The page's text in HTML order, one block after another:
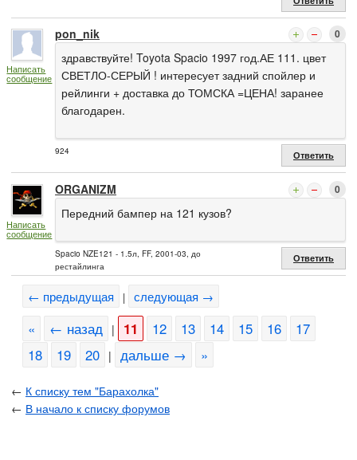
Написать
сообщение
pon_nik 0
здравствуйте! Toyota Spacio 1997 год.АЕ 111. цвет
СВЕТЛО-СЕРЫЙ ! интересует задний спойлер и
рейлинги + доставка до ТОМСКА =ЦЕНА! заранее
благодарен.
924 Ответить
Написать
сообщение
ORGANIZM 0
Передний бампер на 121 кузов?
Spacio NZE121 - 1.5л, FF, 2001-03, до
рестайлинга
Ответить
← предыдущая | следующая →
« ← назад | 11 12 13 14 15 16
17
18
19 20 | дальше → »
← К списку тем "Барахолка"
← В начало к списку форумов